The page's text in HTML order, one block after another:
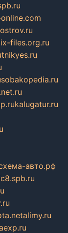
files.org.ru
sobakopedia.ru
kalugatur.ru
авто.рф
alimy.ru